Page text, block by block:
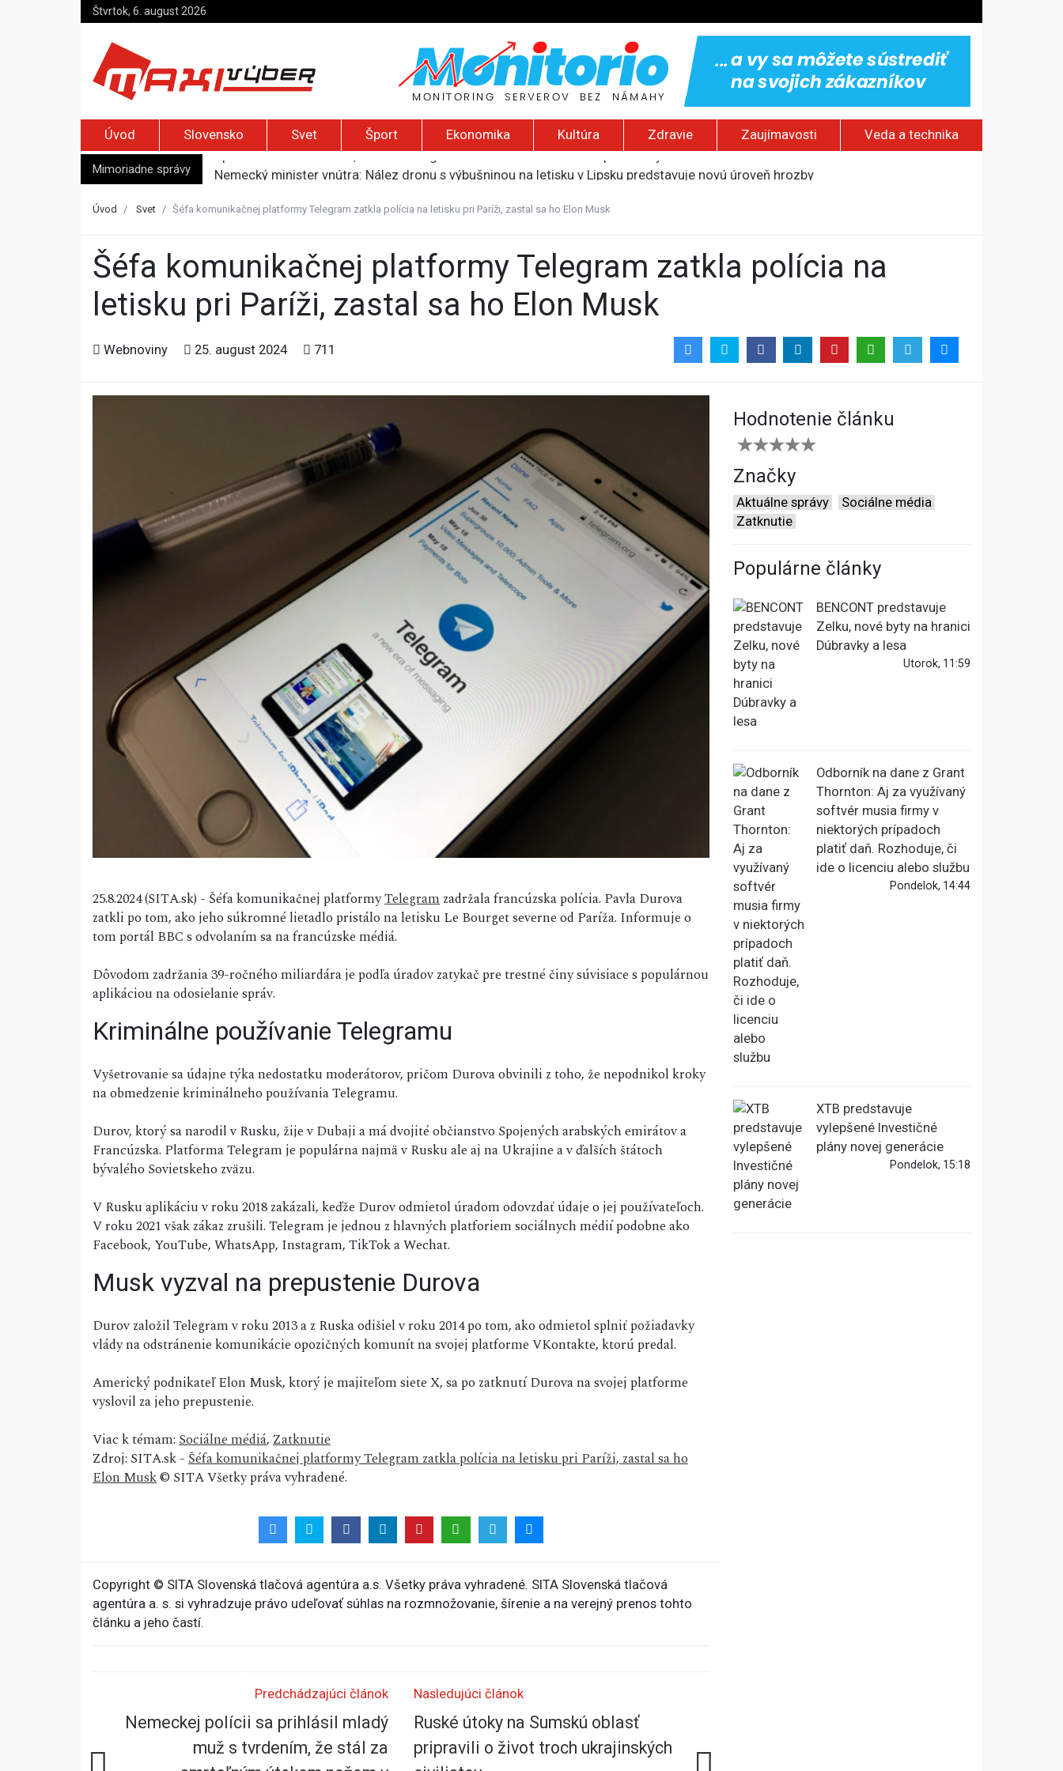
Štvrtok, 6. august 2026
Úvod Slovensko Svet Šport Ekonomika Kultúra Zdravie Zaujímavosti Veda a technika
Mimoriadne správy
Nemecký minister vnútra: Nález dronu s výbušninou na letisku v Lipsku predstavuje novú úroveň hrozby
Po útoku nožnicami zostali štyria zranení, polícia zadržala 44-ročnú ženu pravdepodobne s duševnou poruchou
Úvod Svet Šéfa komunikačnej platformy Telegram zatkla polícia na letisku pri Paríži, zastal sa ho Elon Musk
Šéfa komunikačnej platformy Telegram zatkla polícia na
letisku pri Paríži, zastal sa ho Elon Musk
Webnoviny 25. august 2024 711
25.8.2024 (SITA.sk) - Šéfa komunikačnej platformyTelegramzadržala francúzska polícia. Pavla Durova
zatkli po tom, ako jeho súkromné ​​lietadlo pristálo na letisku Le Bourget severne od Paríža. Informuje o
tom portál BBC s odvolaním sa na francúzske médiá.
Dôvodom zadržania 39-ročného miliardára je podľa úradov zatykač pre trestné činy súvisiace s populárnou
aplikáciou na odosielanie správ.
Kriminálne používanie Telegramu
Vyšetrovanie sa údajne týka nedostatku moderátorov, pričom Durova obvinili z toho, že nepodnikol kroky
na obmedzenie kriminálneho používania Telegramu.
Durov, ktorý sa narodil v Rusku, žije v Dubaji a má dvojité občianstvo Spojených arabských emirátov a
Francúzska. Platforma Telegram je populárna najmä v Rusku ale aj na Ukrajine a v ďalších štátoch
bývalého Sovietskeho zväzu.
V Rusku aplikáciu v roku 2018 zakázali, keďže Durov odmietol úradom odovzdať údaje o jej používateľoch.
V roku 2021 však zákaz zrušili. Telegram je jednou z hlavných platforiem sociálnych médií podobne ako
Facebook, YouTube, WhatsApp, Instagram, TikTok a Wechat.
Musk vyzval na prepustenie Durova
Durov založil Telegram v roku 2013 a z Ruska odišiel v roku 2014 po tom, ako odmietol splniť požiadavky
vlády na odstránenie komunikácie opozičných komunít na svojej platforme VKontakte, ktorú predal.
Americký podnikateľ Elon Musk, ktorý je majiteľom siete X, sa po zatknutí Durova na svojej platforme
vyslovil za jeho prepustenie.
Viac k témam:Sociálne médiá,Zatknutie
Zdroj: SITA.sk -Šéfa komunikačnej platformy Telegram zatkla polícia na letisku pri Paríži, zastal sa ho
Elon Musk© SITA Všetky práva vyhradené.
Hodnotenie článku
Značky
Aktuálne správy
Sociálne média
Zatknutie
Populárne články
BENCONT predstavuje
Zelku, nové byty na hranici
Dúbravky a lesa
Utorok, 11:59
Odborník na dane z Grant
Thornton: Aj za využívaný
softvér musia firmy v
niektorých prípadoch
platiť daň. Rozhoduje, či
ide o licenciu alebo službu
Pondelok, 14:44
XTB predstavuje
vylepšené Investičné
plány novej generácie
Pondelok, 15:18
Copyright © SITA Slovenská tlačová agentúra a.s. Všetky práva vyhradené. SITA Slovenská tlačová
agentúra a. s. si vyhradzuje právo udeľovať súhlas na rozmnožovanie, šírenie a na verejný prenos tohto
článku a jeho častí.
Predchádzajúci článok
Nemeckej polícii sa prihlásil mladý
muž s tvrdením, že stál za
Nasledujúci článok
Ruské útoky na Sumskú oblasť
pripravili o život troch ukrajinských